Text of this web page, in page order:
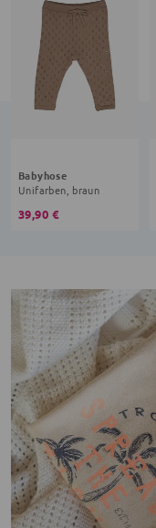
Babyhose
Unifarben, braun
39,90 €